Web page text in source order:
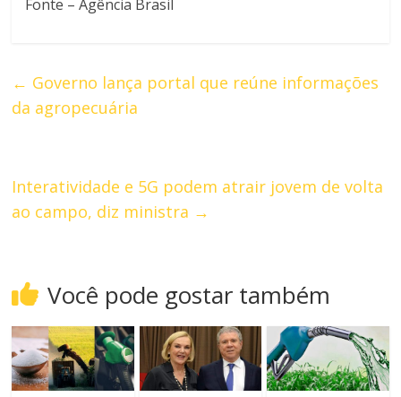
Fonte – Agência Brasil
← Governo lança portal que reúne informações
da agropecuária
Interatividade e 5G podem atrair jovem de volta
ao campo, diz ministra →
Você pode gostar também